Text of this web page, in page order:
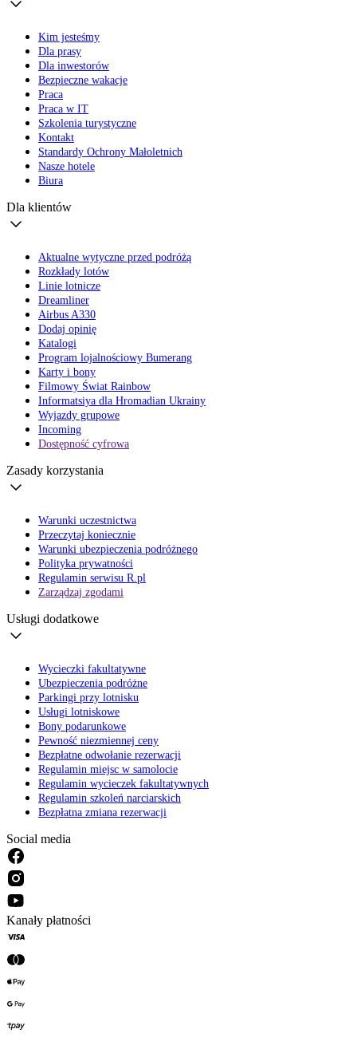
Kim jesteśmy
Dla prasy
Dla inwestorów
Bezpieczne wakacje
Praca
Praca w IT
Szkolenia turystyczne
Kontakt
Standardy Ochrony Małoletnich
Nasze hotele
Biura
Dla klientów
Aktualne wytyczne przed podróżą
Rozkłady lotów
Linie lotnicze
Dreamliner
Airbus A330
Dodaj opinię
Katalogi
Program lojalnościowy Bumerang
Karty i bony
Filmowy Świat Rainbow
Informatsiya dla Hromadian Ukrainy
Wyjazdy grupowe
Incoming
Dostępność cyfrowa
Zasady korzystania
Warunki uczestnictwa
Przeczytaj koniecznie
Warunki ubezpieczenia podróżnego
Polityka prywatności
Regulamin serwisu R.pl
Zarządzaj zgodami
Usługi dodatkowe
Wycieczki fakultatywne
Ubezpieczenia podróżne
Parkingi przy lotnisku
Usługi lotniskowe
Bony podarunkowe
Pewność niezmiennej ceny
Bezpłatne odwołanie rezerwacji
Regulamin miejsc w samolocie
Regulamin wycieczek fakultatywnych
Regulamin szkoleń narciarskich
Bezpłatna zmiana rezerwacji
Social media
Kanały płatności